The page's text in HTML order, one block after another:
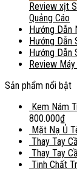
Review xịt
Quảng Cáo
Hướng Dẫn
Hướng Dẫn
Hướng Dẫn
Review
Sản phẩm nổi bật
Kem Nám
800.000₫
Mặt Nạ Ủ
Thay Tay
Thay Tay
Tinh Chất